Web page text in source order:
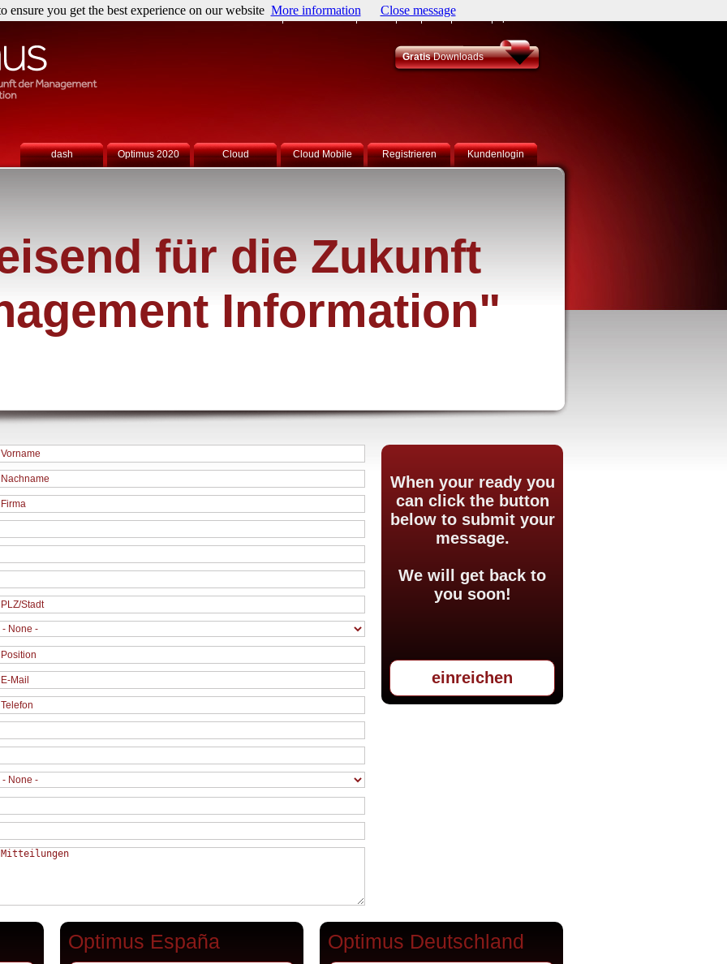
Kontakt
Lean
JDF
Partner
News & Events
Über uns
GratisDownloads
dash Optimus 2020 Cloud Cloud Mobile Registrieren Kundenlogin
für die Zukunft
Information"
When your ready you
can click the button
below to submit your
message.
We will get back to
you soon!
einreichen
Optimus España Optimus Deutschland
ensure you get the best experience on our website More information Close message